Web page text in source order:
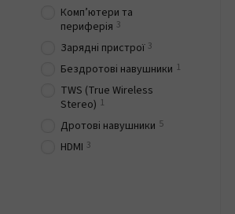
Комп’ютери та
периферія 3
Зарядні пристрої 3
Бездротові навушники 1
TWS (True Wireless
Stereo) 1
Дротові навушники 5
HDMI 3